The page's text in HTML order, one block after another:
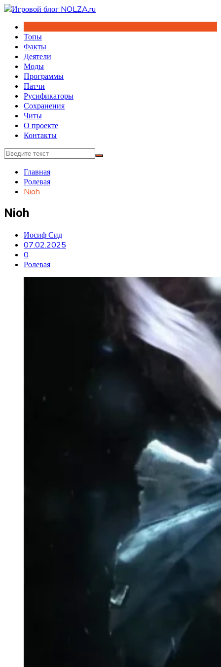
Перейти
содержимому
Топы
Факты
Деятели
Моды
Программы
Патчи
Русификаторы
Сохранения
Читы
О проекте
Контакты
Главная
Ролевая
Nioh
Nioh
Иосиф Сид
07.02.2025
0
Ролевая